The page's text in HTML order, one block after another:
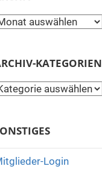
KATEGORIEN
Login